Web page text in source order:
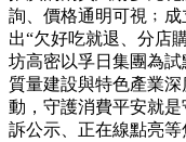
詢、價格通明可視﹔
出“欠好吃就退、分店
坊高密以孚日集團為
質量建設與特色產業
動，守護消費平安就
訴公示、正在線點亮